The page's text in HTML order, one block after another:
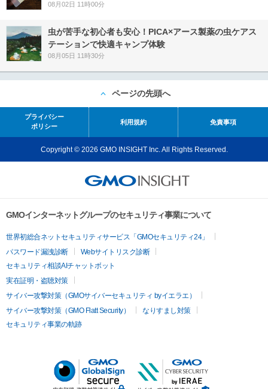
08月02日 11時00分
虫が苦手な初心者も安心！PICA×アース製薬の虫ケアス
テーションで快適キャンプ体験
08月05日 11時30分
ページの先頭へ
プライバシー
ポリシー
利用規約 免責事項
Copyright © 2026 GMO INSIGHT Inc. All Rights Reserved.
GMOインターネットグループのセキュリティ事業について
世界初総合ネットセキュリティサービス「GMOセキュリティ24」
パスワード漏洩診断
Webサイトリスク診断
セキュリティ相談AIチャットボット
実在証明・盗聴対策
サイバー攻撃対策（GMOサイバーセキュリティ byイエラエ）
サイバー攻撃対策（GMO Flatt Security）
なりすまし対策
セキュリティ事業の軌跡